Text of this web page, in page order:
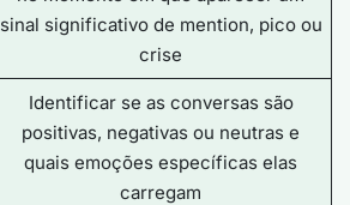
sinal significativo de mention, pico ou
crise
Identificar se as conversas são
positivas, negativas ou neutras e
quais emoções específicas elas
carregam